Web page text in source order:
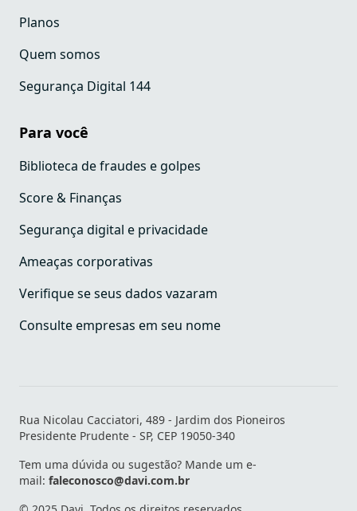
Planos
Quem somos
Segurança Digital 144
Para você
Biblioteca de fraudes e golpes
Score & Finanças
Segurança digital e privacidade
Ameaças corporativas
Verifique se seus dados vazaram
Consulte empresas em seu nome
Rua Nicolau Cacciatori, 489 - Jardim dos Pioneiros
Presidente Prudente - SP, CEP 19050-340
Tem uma dúvida ou sugestão? Mande um e-
mail: faleconosco@davi.com.br